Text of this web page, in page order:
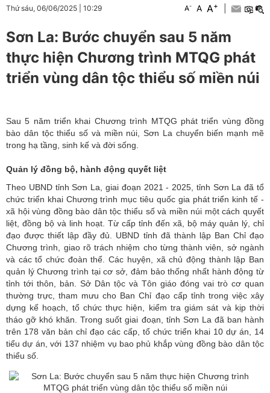
Thứ sáu, 06/06/2025 10:29 A- A A+
Sơn La: Bước chuyển sau 5 năm
thực hiện Chương trình MTQG phát
triển vùng dân tộc thiểu số miền núi
Sau 5 năm triển khai Chương trình MTQG phát triển vùng đồng
bào dân tộc thiểu số và miền núi, Sơn La chuyển biến mạnh mẽ
trong hạ tầng, sinh kế và đời sống.
Quản lý đồng bộ, hành động quyết liệt
Theo UBND tỉnh Sơn La, giai đoạn 2021 - 2025, tỉnh Sơn La đã tổ
chức triển khai Chương trình mục tiêu quốc gia phát triển kinh tế -
xã hội vùng đồng bào dân tộc thiểu số và miền núi một cách quyết
liệt, đồng bộ và linh hoạt. Từ cấp tỉnh đến xã, bộ máy quản lý, chỉ
đạo được thiết lập đầy đủ. UBND tỉnh đã thành lập Ban Chỉ đạo
Chương trình, giao rõ trách nhiệm cho từng thành viên, sở ngành
và các tổ chức đoàn thể. Các huyện, xã chủ động thành lập Ban
quản lý Chương trình tại cơ sở, đảm bảo thống nhất hành động từ
tỉnh tới thôn, bản. Sở Dân tộc và Tôn giáo đóng vai trò cơ quan
thường trực, tham mưu cho Ban Chỉ đạo cấp tỉnh trong việc xây
dựng kế hoạch, tổ chức thực hiện, kiểm tra giám sát và kịp thời
tháo gỡ khó khăn. Trong suốt giai đoạn, tỉnh Sơn La đã ban hành
trên 178 văn bản chỉ đạo các cấp, tổ chức triển khai 10 dự án, 14
tiểu dự án, với 137 nhiệm vụ bao phủ khắp vùng đồng bào dân tộc
thiểu số.